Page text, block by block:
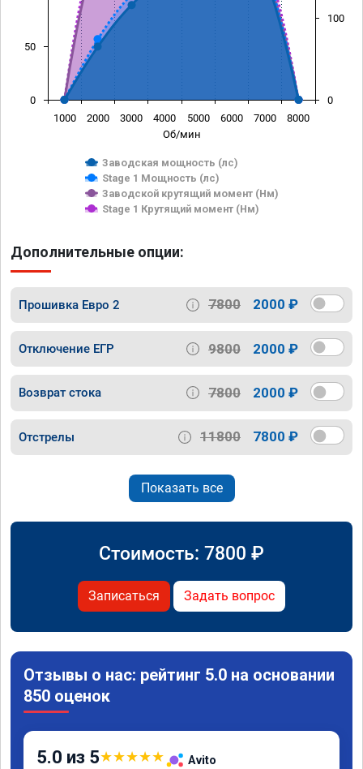
Об/мин
Заводская мощность (лс)
Stage 1 Мощность (лс)
Заводской крутящий момент (Нм)
Stage 1 Крутящий момент (Нм)
1000 2000 3000 4000 5000 6000 7000 8000
0
50
0
100
Дополнительные опции:
Прошивка Евро 2 7800 2000 ₽
Отключение ЕГР 9800 2000 ₽
Возврат стока 7800 2000 ₽
Отстрелы 11800 7800 ₽
Показать все
Стоимость: 7800 ₽
Записаться Задать вопрос
Отзывы о нас: рейтинг 5.0 на основании
850 оценок
5.0 из 5★★★★★ Avito